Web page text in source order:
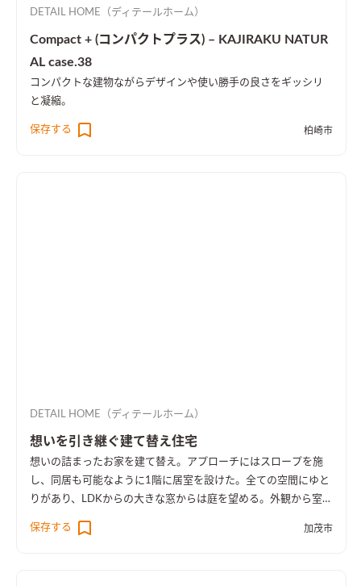
DETAIL HOME（ディテールホーム）
Compact + (コンパクトプラス) – KAJIRAKU NATUR
AL case.38
コンパクトな建物ながらデザインや使い勝手の良さをギッシリ
と凝縮。
保存する 柏崎市
DETAIL HOME（ディテールホーム）
想いを引き継ぐ建て替え住宅
想いの詰まったお家を建て替え。アプローチにはスロープを施
し、同居も可能なように1階に居室を設けた。全ての空間にゆと
りがあり、LDKからの大きな窓からは庭を望める。外観から室内
保存する
加茂市